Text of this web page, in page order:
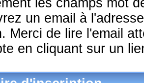
les champs mot
un email à
Merci de lire l'email
en cliquant sur un